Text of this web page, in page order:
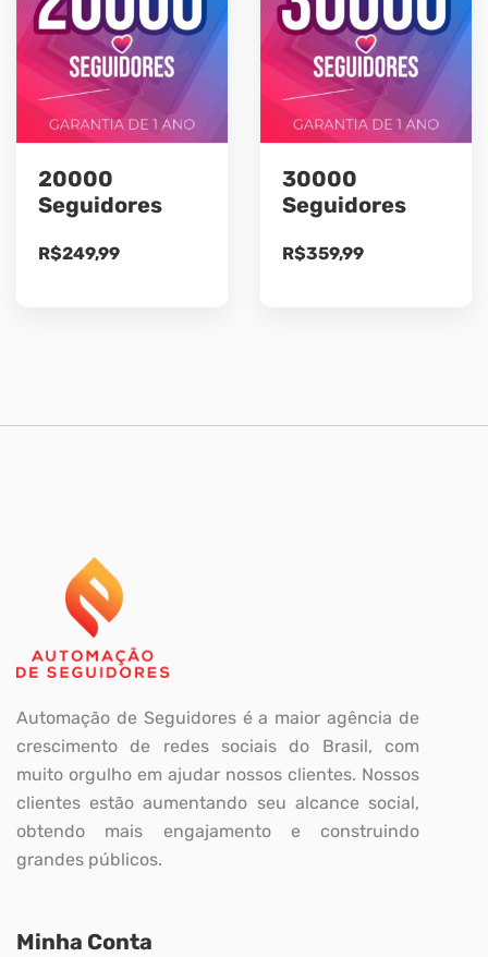
20000
Seguidores
R$249,99
30000
Seguidores
R$359,99
Automação de Seguidores é a maior agência de
crescimento de redes sociais do Brasil, com
muito orgulho em ajudar nossos clientes. Nossos
clientes estão aumentando seu alcance social,
obtendo mais engajamento e construindo
grandes públicos.
Minha Conta